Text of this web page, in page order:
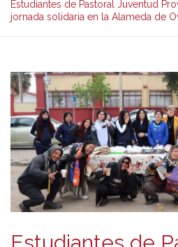
Estudiantes de Pastoral Juventud
jornada solidaria en la Alameda de